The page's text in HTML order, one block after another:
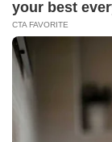
Kontakt-
your best
CTA FAVORITE